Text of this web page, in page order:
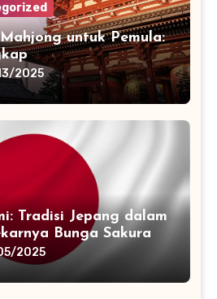
untuk Pemula:
2025
Tradisi Jepang dalam
Bunga Sakura
2025